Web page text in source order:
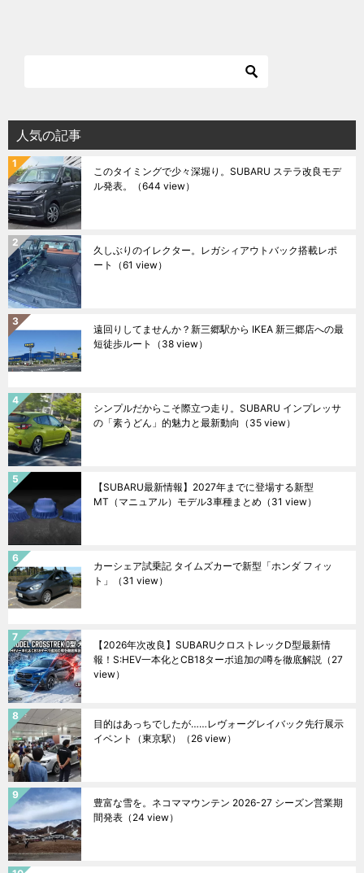
人気の記事
このタイミングで少々深堀り。SUBARU ステラ改良モデ
ル発表。
（644 view）
久しぶりのイレクター。レガシィアウトバック搭載レポ
ート
（61 view）
遠回りしてませんか？新三郷駅から IKEA 新三郷店への最
短徒歩ルート
（38 view）
シンプルだからこそ際立つ走り。SUBARU インプレッサ
の「素うどん」的魅力と最新動向 （35 view）
【SUBARU最新情報】2027年までに登場する新型
MT（マニュアル）モデル3車種まとめ （31 view）
カーシェア試乗記 タイムズカーで新型「ホンダ フィッ
ト」
（31 view）
【2026年次改良】SUBARUクロストレックD型最新情
報！S:HEV一本化とCB18ターボ追加の噂を徹底解説 （27
view）
目的はあっちでしたが……レヴォーグレイバック先行展示
イベント（東京駅）
（26 view）
豊富な雪を。ネコママウンテン 2026-27 シーズン営業期
間発表 （24 view）